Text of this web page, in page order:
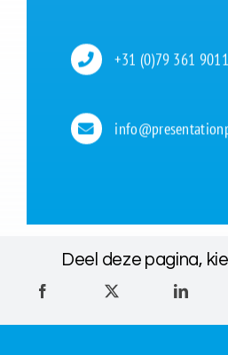
+31 (0)79 361 9011
Deel deze pagina,